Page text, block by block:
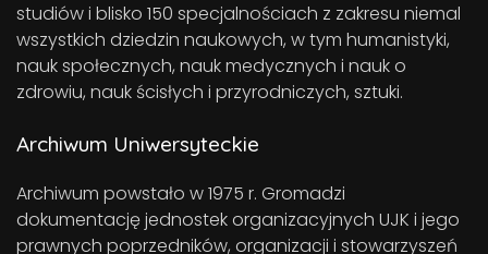
studiów i blisko 150 specjalnościach z zakresu niemal
wszystkich dziedzin naukowych, w tym humanistyki,
nauk społecznych, nauk medycznych i nauk o
zdrowiu, nauk ścisłych i przyrodniczych, sztuki.
Archiwum Uniwersyteckie
Archiwum powstało w 1975 r. Gromadzi
dokumentację jednostek organizacyjnych UJK i jego
prawnych poprzedników, organizacji i stowarzyszeń